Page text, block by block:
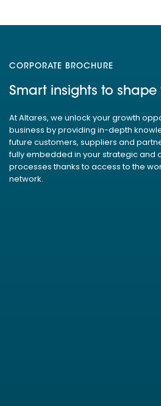
CORPORATE BROCHURE
Smart insights to shape
At Altares, we unlock your growth
business by providing in-depth
future customers, suppliers and
fully embedded in your strategic and
processes thanks to access to the
network.